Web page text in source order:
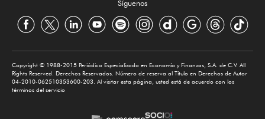
Síguenos
Copyright © 1988-2015 Periódico Especializado en Economía y Finanzas, S.A. de C.V. All
Rights Reserved. Derechos Reservados. Número de reserva al Título en Derechos de Autor
04-2010-062510353600-203. Al visitar esta página, usted está de acuerdo con los
términos del servicio